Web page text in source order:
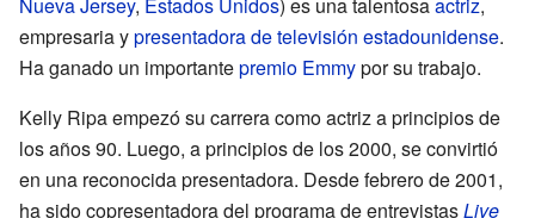
empresaria ypresentadora de televisión estadounidense.
Ha ganado un importantepremio Emmypor su trabajo.
Kelly Ripa empezó su carrera como actriz a principios de
los años 90. Luego, a principios de los 2000, se convirtió
en una reconocida presentadora. Desde febrero de 2001,
ha sido copresentadora del programa de entrevistasLive